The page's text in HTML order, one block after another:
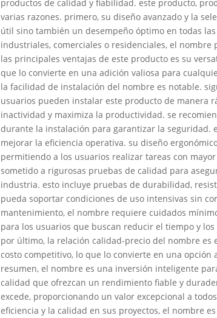
productos de calidad y fiabilidad. este producto,
varias razones. primero, su diseño avanzado y la
útil sino también un desempeño óptimo en todas
industriales, comerciales o residenciales, el
las principales ventajas de este producto es su
que lo convierte en una adición valiosa para
la facilidad de instalación del nombre es notable.
usuarios pueden instalar este producto de manera
inactividad y maximiza la productividad. se
durante la instalación para garantizar la seguridad.
mejorar la eficiencia operativa. su diseño
permitiendo a los usuarios realizar tareas con
sometido a rigurosas pruebas de calidad para
industria. esto incluye pruebas de durabilidad,
pueda soportar condiciones de uso intensivas sin
mantenimiento, el nombre requiere cuidados
para los usuarios que buscan reducir el tiempo y
por último, la relación calidad-precio del nombre
costo competitivo, lo que lo convierte en una
resumen, el nombre es una inversión inteligente
calidad que ofrezcan un rendimiento fiable y
excede, proporcionando un valor excepcional a
eficiencia y la calidad en sus proyectos, el nombre